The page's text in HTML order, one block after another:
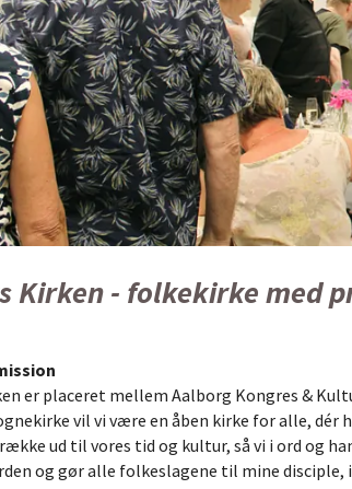
Kirken - folkekirke med
er placeret mellem Aalborg Kongres &
vil vi være en åben kirke for alle, dér
ud til vores tid og kultur, så vi i ord og
og gør alle folkeslagene til mine